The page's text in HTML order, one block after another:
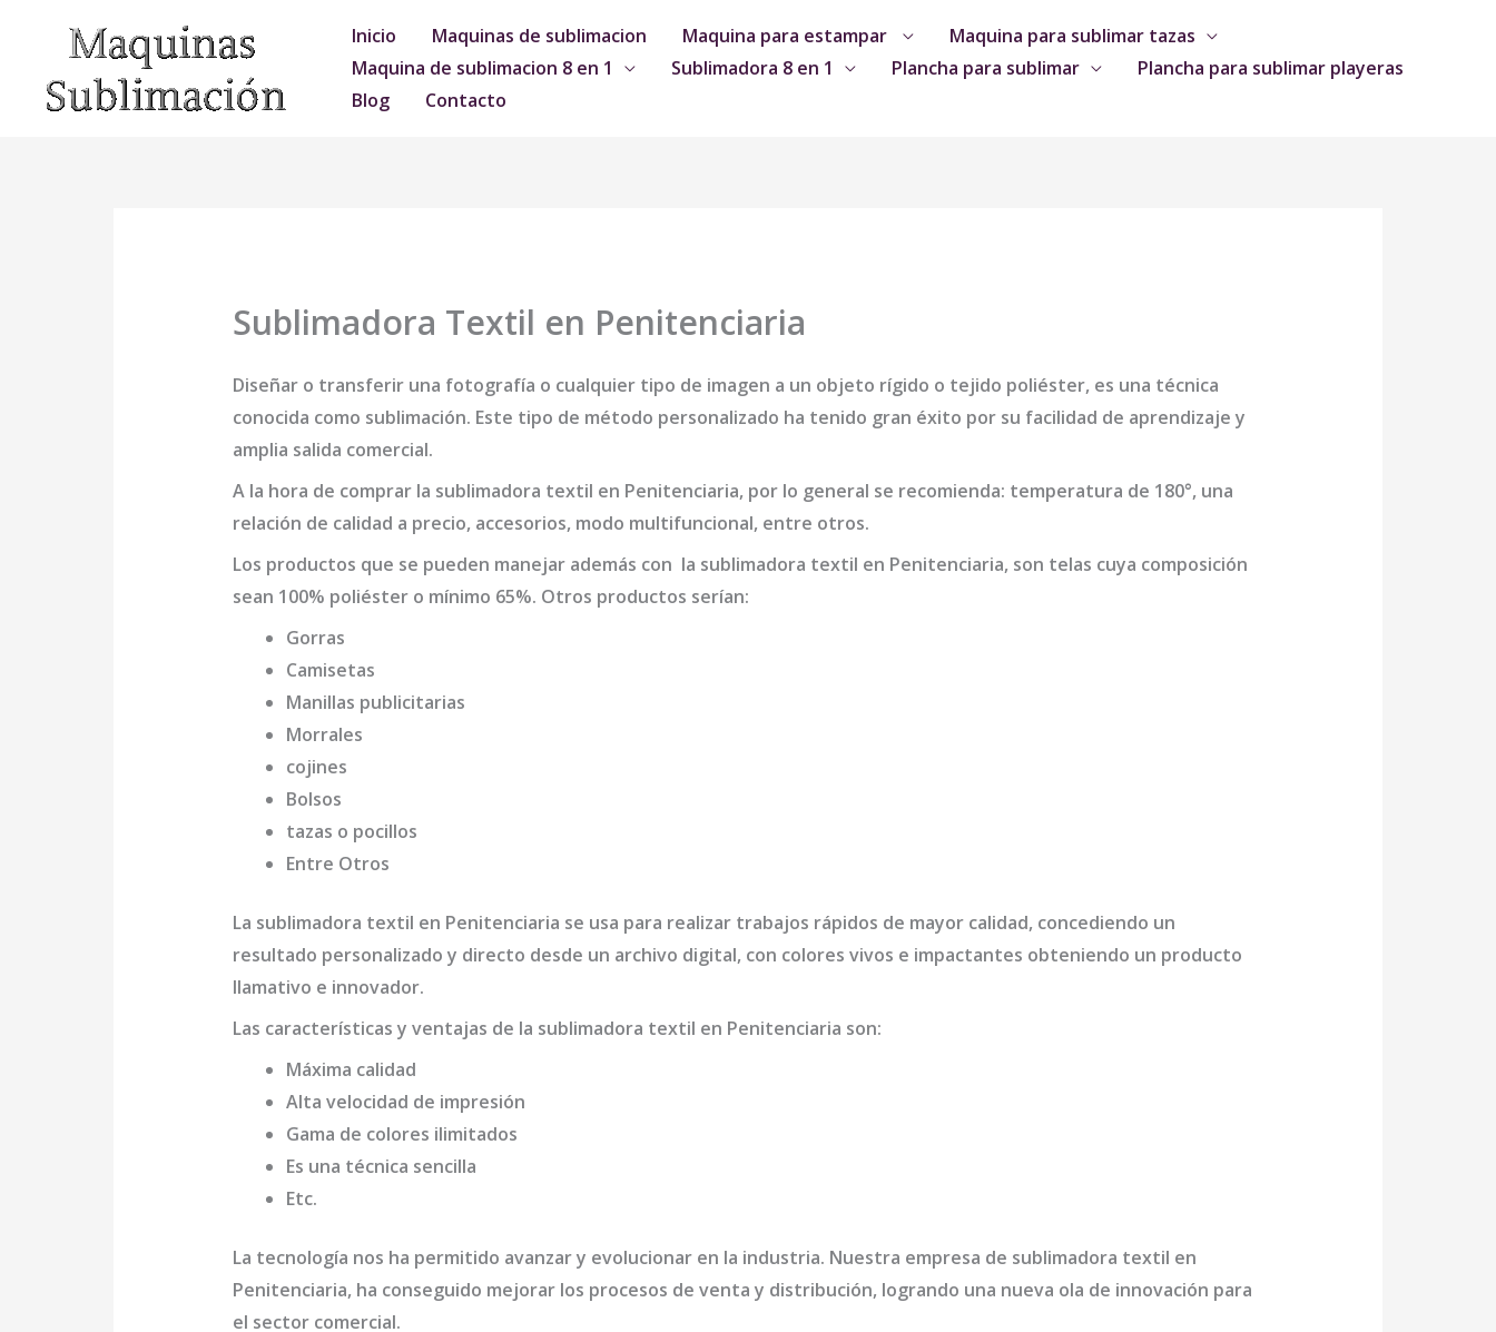
contenido
Inicio Maquinas de sublimacion Maquina para estampar
Maquina para sublimar tazas
Maquina de sublimacion 8 en 1
Sublimadora 8 en 1 Plancha para sublimar
Plancha para sublimar playeras
Blog
Contacto
Sublimadora Textil en Penitenciaria
Diseñar o transferir una fotografía o cualquier tipo de imagen a un objeto rígido o tejido poliéster, es una técnica
conocida como sublimación. Este tipo de método personalizado ha tenido gran éxito por su facilidad de aprendizaje y
amplia salida comercial.
A la hora de comprar la sublimadora textil en Penitenciaria, por lo general se recomienda: temperatura de 180°, una
relación de calidad a precio, accesorios, modo multifuncional, entre otros.
Los productos que se pueden manejar además con la sublimadora textil en Penitenciaria, son telas cuya composición
sean 100% poliéster o mínimo 65%. Otros productos serían:
Gorras
Camisetas
Manillas publicitarias
Morrales
cojines
Bolsos
tazas o pocillos
Entre Otros
La sublimadora textil en Penitenciaria se usa para realizar trabajos rápidos de mayor calidad, concediendo un
resultado personalizado y directo desde un archivo digital, con colores vivos e impactantes obteniendo un producto
llamativo e innovador.
Las características y ventajas de la sublimadora textil en Penitenciaria son:
Máxima calidad
Alta velocidad de impresión
Gama de colores ilimitados
Es una técnica sencilla
Etc.
La tecnología nos ha permitido avanzar y evolucionar en la industria. Nuestra empresa de sublimadora textil en
Penitenciaria, ha conseguido mejorar los procesos de venta y distribución, logrando una nueva ola de innovación para
el sector comercial.